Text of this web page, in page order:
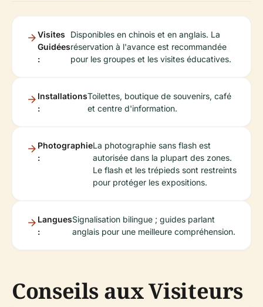
Visites
Guidées
:
Disponibles en chinois et en anglais. La
réservation à l'avance est recommandée
pour les groupes et les visites éducatives.
Installations
:
Toilettes, boutique de souvenirs, café
et centre d'information.
Photographie
:
La photographie sans flash est
autorisée dans la plupart des zones.
Le flash et les trépieds sont restreints
pour protéger les expositions.
Langues
:
Signalisation bilingue ; guides parlant
anglais pour une meilleure compréhension.
Conseils aux Visiteurs